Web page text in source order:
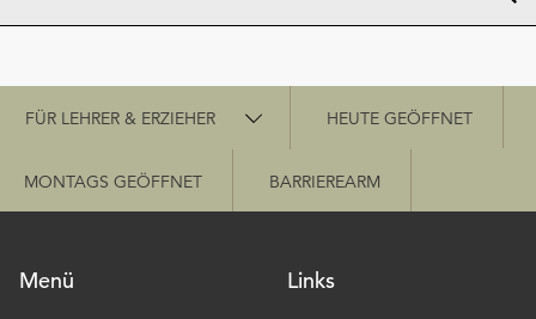
Schnellzugriff
FÜR LEHRER & ERZIEHER HEUTE GEÖFFNET
MONTAGS GEÖFFNET BARRIEREARM
Menü
Links